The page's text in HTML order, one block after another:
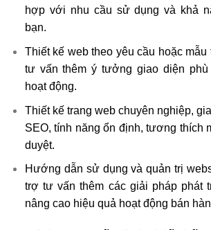
hợp với nhu cầu sử dụng và khả
bạn.
Thiết kế web theo yêu cầu hoặc mẫu
tư vấn thêm ý tưởng giao diện
hoạt động.
Thiết kế trang web chuyên nghiệp,
SEO, tính năng ổn định, tương thích
duyệt.
Hướng dẫn sử dụng và quản trị
trợ tư vấn thêm các giải pháp phát
nâng cao hiệu quả hoạt động bán